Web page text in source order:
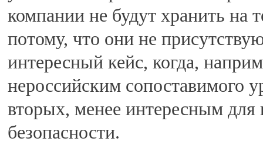
компании не будут хранить на
потому, что они не
интересный кейс, когда,
нероссийским сопоставимого
вторых, менее интересным для
безопасности.